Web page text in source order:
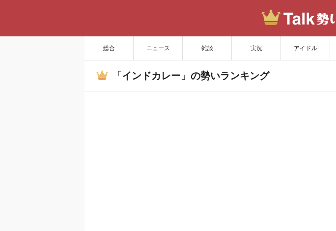
総合 ニュース 雑談 実況 アイドル
サイトを更新
「インドカレー」の勢いランキング